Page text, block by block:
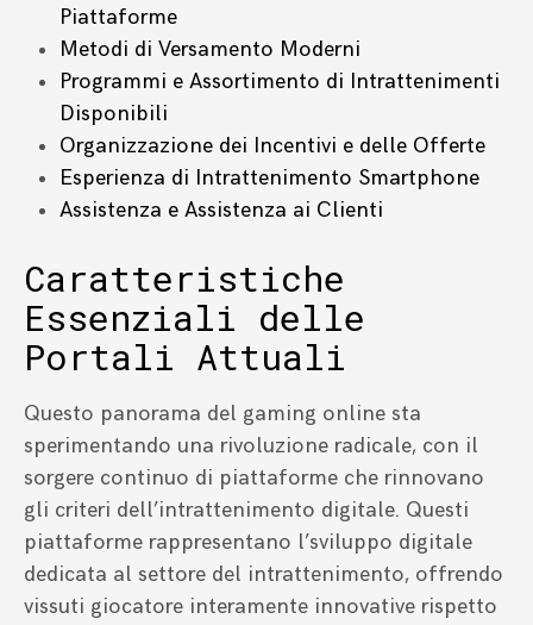
Piattaforme
Metodi di Versamento Moderni
Programmi e Assortimento di Intrattenimenti
Disponibili
Organizzazione dei Incentivi e delle Offerte
Esperienza di Intrattenimento Smartphone
Assistenza e Assistenza ai Clienti
Caratteristiche
Essenziali delle
Portali Attuali
Questo panorama del gaming online sta
sperimentando una rivoluzione radicale, con il
sorgere continuo di piattaforme che rinnovano
gli criteri dell’intrattenimento digitale. Questi
piattaforme rappresentano l’sviluppo digitale
dedicata al settore del intrattenimento, offrendo
vissuti giocatore interamente innovative rispetto